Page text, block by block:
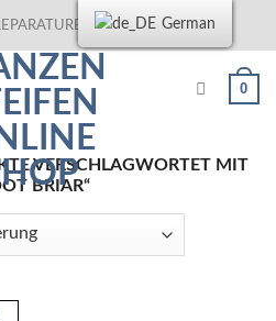
KONTAKT
0
VERSCHLAGWORTET MIT
BRIAR“
German